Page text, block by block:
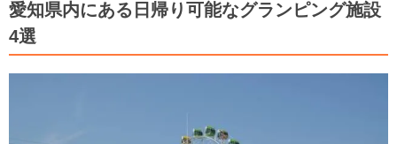
愛知県内にある日帰り可能なグランピング施設
4選